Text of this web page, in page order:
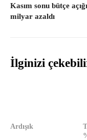
Kasım sonu bütçe
milyar azaldı
İlginizi
Ardışık